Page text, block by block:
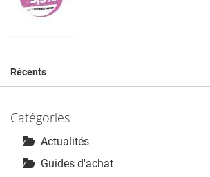
Récents
Catégories
Actualités
Guides d'achat